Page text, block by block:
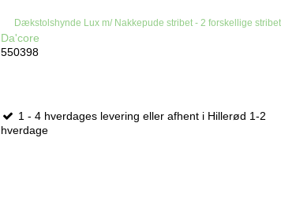
Dækstolshynde Lux m/ Nakkepude stribet - 2 forskellige stribet
Da'core
550398
1 - 4 hverdages levering eller afhent i Hillerød 1-2
hverdage